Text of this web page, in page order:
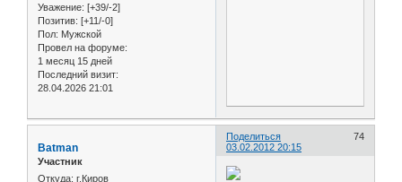
Уважение: [+39/-2]
Позитив: [+11/-0]
Пол: Мужской
Провел на форуме:
1 месяц 15 дней
Последний визит:
28.04.2026 21:01
Поделиться
74
03.02.2012 20:15
Batman
Участник
Откуда: г.Киров